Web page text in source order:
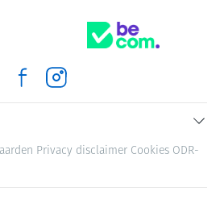
Privacy disclaimer Cookies ODR-